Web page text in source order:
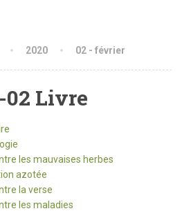
2020 02 - février
02 Livre
les mauvaises herbes
azotée
la verse
les maladies